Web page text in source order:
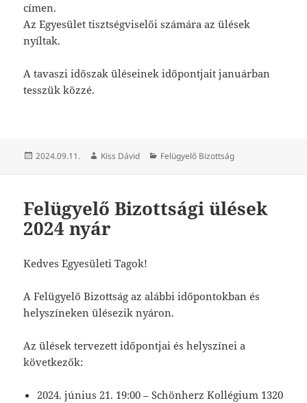
címen.
Az Egyesület tisztségviselői számára az ülések
nyíltak.
A tavaszi időszak üléseinek időpontjait januárban
tesszük közzé.
Közzétéve
2024.09.11. Szerző
Kiss Dávid Kategória
Felügyelő Bizottság
Felügyelő Bizottsági ülések
2024 nyár
Kedves Egyesületi Tagok!
A Felügyelő Bizottság az alábbi időpontokban és
helyszíneken ülésezik nyáron.
Az ülések tervezett időpontjai és helyszínei a
következők:
2024. június 21. 19:00 – Schönherz Kollégium 1320